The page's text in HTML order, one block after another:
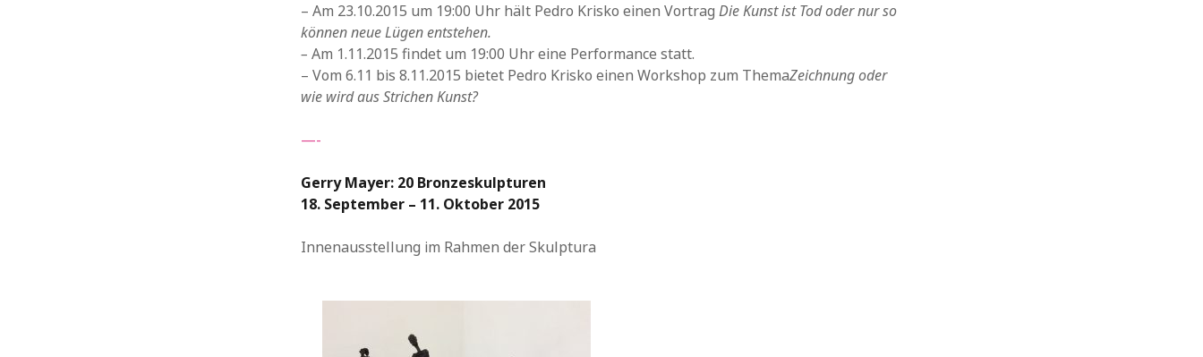
– Am 23.10.2015 um 19:00 Uhr hält Pedro Krisko ei­nen VortragDie Kunst ist Tod oder nur so
kön­nen neue Lügen ent­stehen.
–Am 1.11.2015 findet um 19:00 Uhr eine Perfor­mance statt.
– Vom 6.11 bis 8.11.2015 bietet Pedro Krisko einen Workshop zum ThemaZeichnung oder
wie wird aus Strichen Kunst?
—-
Gerry Mayer: 20 Bronzeskulpturen
18. September – 11. Oktober 2015
Innenausstellung im Rahmen der Skulptura